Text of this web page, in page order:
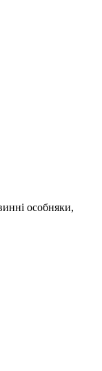
особняки,